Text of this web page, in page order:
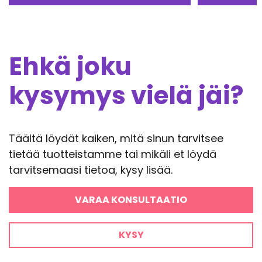
Ehkä joku
kysymys vielä jäi?
Täältä löydät kaiken, mitä sinun tarvitsee
tietää tuotteistamme tai mikäli et löydä
tarvitsemaasi tietoa, kysy lisää.
VARAA KONSULTAATIO
KYSY